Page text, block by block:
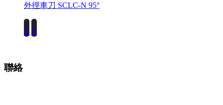
外徑車刀 SCLC-N 95°
‹ ›
聯絡